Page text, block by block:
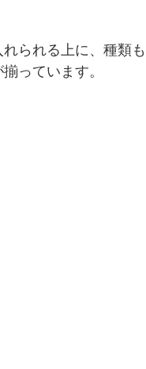
られる上に、種類
っています。